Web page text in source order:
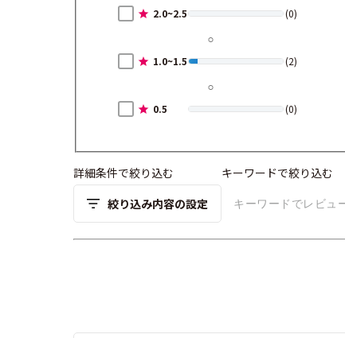
2.0~2.5 (0)
1.0~1.5 (2)
0.5 (0)
詳細条件で絞り込む
絞り込み内容の設定
キーワードで絞り込む